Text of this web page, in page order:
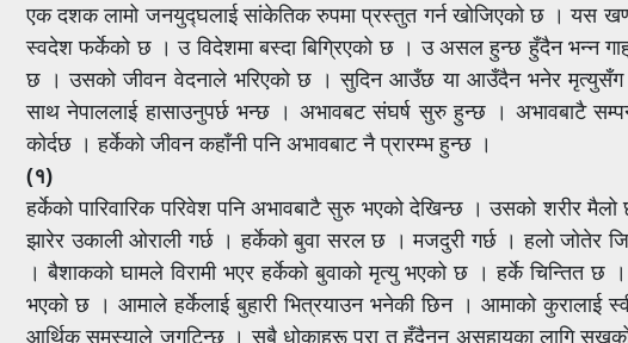
एक दशक लामो जनयुद्घलाई सांकेतिक रुपमा प्रस्तुत गर्न खोजिएको छ । यस
स्वदेश फर्केको छ । उ विदेशमा बस्दा बिग्रिएको छ । उ असल हुन्छ हुँदैन भन्न
छ । उसको जीवन वेदनाले भरिएको छ । सुदिन आउँछ या आउँदैन भनेर मृत्युसँग
साथ नेपाललाई हासाउनुपर्छ भन्छ । अभावबट संघर्ष सुरु हुन्छ । अभावबाटै
कोर्दछ । हर्केको जीवन कहाँनी पनि अभावबाट नै प्रारम्भ हुन्छ ।
(१)
हर्केको पारिवारिक परिवेश पनि अभावबाटै सुरु भएको देखिन्छ । उसको शरीर
झारेर उकाली ओराली गर्छ । हर्केको बुवा सरल छ । मजदुरी गर्छ । हलो जोतेर
। बैशाकको घामले विरामी भएर हर्केको बुवाको मृत्यु भएको छ । हर्के चिन्तित
भएको छ । आमाले हर्केलाई बुहारी भित्रयाउन भनेकी छिन । आमाको कुरालाई
आर्थिक समस्याले जगटिन्छ । सबै धोकाहरू पूरा त हुँदैनन् असहायका लागि सुखको